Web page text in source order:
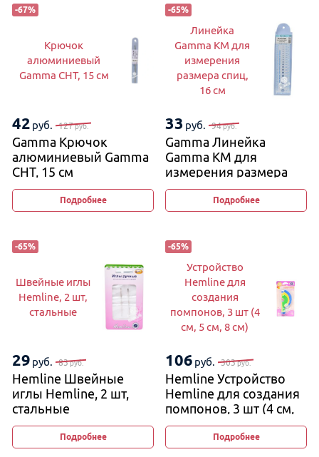
-67%
Крючок
алюминиевый
Gamma CHT, 15 см
42 руб. 127руб.
Gamma Крючок
алюминиевый Gamma
CHT, 15 см
Подробнее
-65%
Линейка
Gamma KM для
измерения
размера спиц,
16 см
33 руб. 94руб.
Gamma Линейка
Gamma KM для
измерения размера
спиц, 16 см
Подробнее
-65%
Швейные иглы
Hemline, 2 шт,
стальные
29 руб. 83руб.
Hemline Швейные
иглы Hemline, 2 шт,
стальные
Подробнее
-65%
Устройство
Hemline для
создания
помпонов, 3 шт (4
см, 5 см, 8 см)
106 руб. 303руб.
Hemline Устройство
Hemline для создания
помпонов, 3 шт (4 см,
5 см, 8 см)
Подробнее